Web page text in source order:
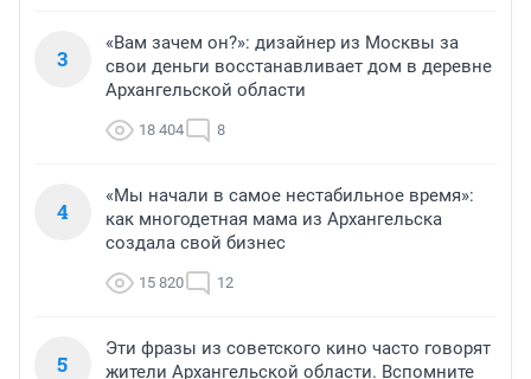
3
«Вам зачем он?»: дизайнер из Москвы за
свои деньги восстанавливает дом в деревне
Архангельской области
18 404 8
4
«Мы начали в самое нестабильное время»:
как многодетная мама из Архангельска
создала свой бизнес
15 820 12
5
Эти фразы из советского кино часто говорят
жители Архангельской области. Вспомните